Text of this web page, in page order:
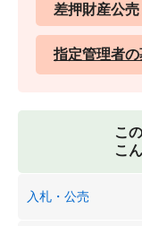
差押財産公売
指定管理者
こ
こ
入札・公売